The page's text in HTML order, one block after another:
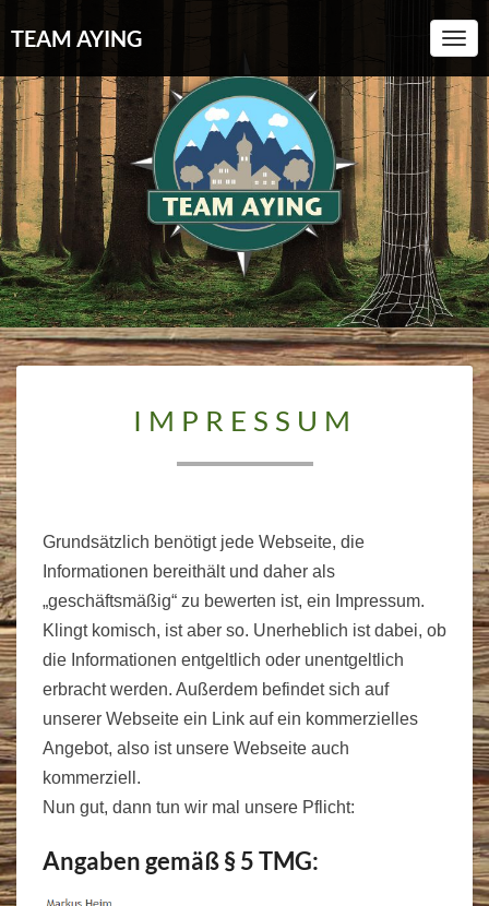
TEAM AYING
IMPRESSUM
Grundsätzlich benötigt jede Webseite, die
Informationen bereithält und daher als
„geschäftsmäßig“ zu bewerten ist, ein Impressum.
Klingt komisch, ist aber so. Unerheblich ist dabei, ob
die Informationen entgeltlich oder unentgeltlich
erbracht werden. Außerdem befindet sich auf
unserer Webseite ein Link auf ein kommerzielles
Angebot, also ist unsere Webseite auch
kommerziell.
Nun gut, dann tun wir mal unsere Pflicht:
Angaben gemäß § 5 TMG: